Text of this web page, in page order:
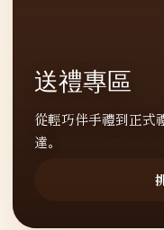
送禮專區
從輕巧伴手禮到正式
達。